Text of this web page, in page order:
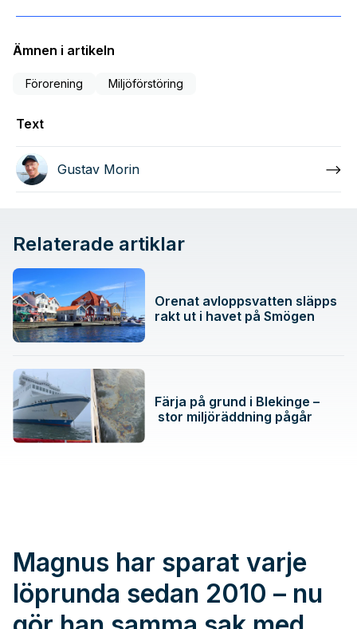
Ämnen i artikeln
Förorening Miljöförstöring
Text
Gustav Morin
Relaterade artiklar
Orenat avloppsvatten släpps
rakt ut i havet på Smögen
Färja på grund i Blekinge –
stor miljöräddning pågår
Magnus har sparat varje
löprunda sedan 2010 – nu